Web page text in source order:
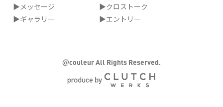
▶メッセージ
▶ギャラリー
▶クロストーク
▶エントリー
@couleur All Rights Reserved.